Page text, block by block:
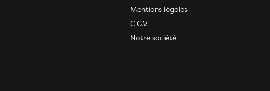
Mentions légales
C.G.V.
Notre société